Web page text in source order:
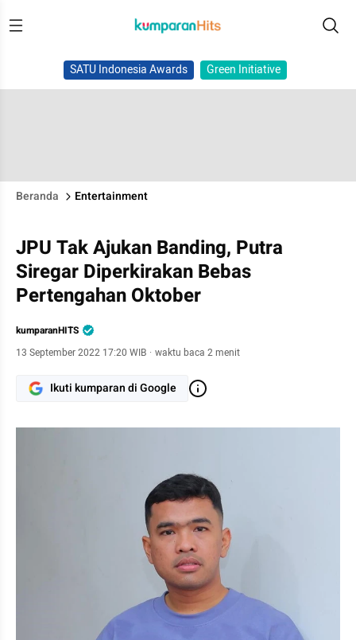
SATU Indonesia Awards Green Initiative
Beranda Entertainment
JPU Tak Ajukan Banding, Putra
Siregar Diperkirakan Bebas
Pertengahan Oktober
kumparanHITS
13 September 2022 17:20 WIB · waktu baca 2 menit
Ikuti kumparan di Google